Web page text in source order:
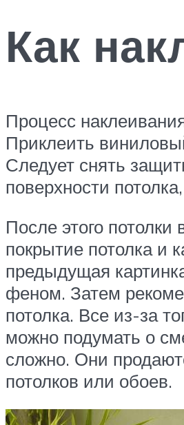
Как
Процесс
Приклеить
Следует снять
поверхности
После этого
покрытие потолка и
предыдущая
феном. Затем
потолка. Все из-за
можно подумать о
сложно. Они
потолков или обоев.